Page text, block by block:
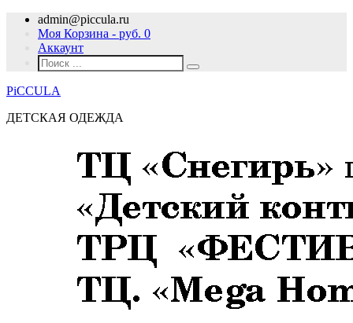
admin@piccula.ru
Моя Корзина - руб. 0
Аккаунт
PiCCULA
ДЕТСКАЯ ОДЕЖДА